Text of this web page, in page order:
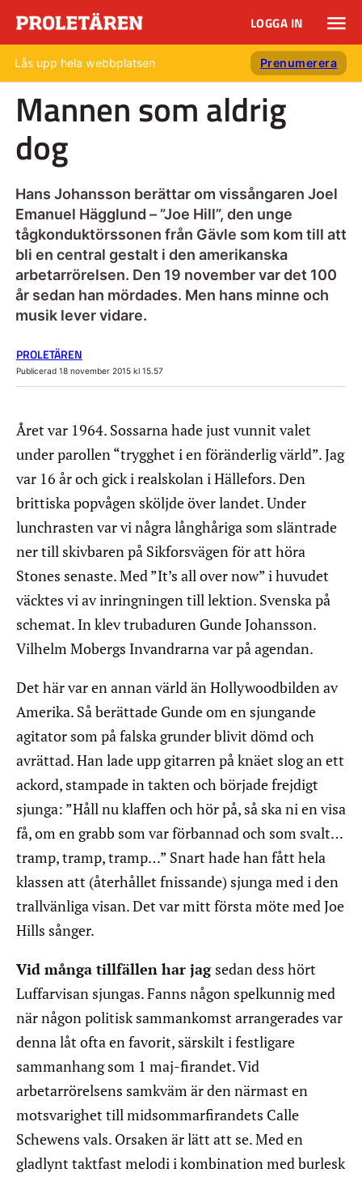
LOGGA IN
Lås upp hela webbplatsen Prenumerera
Mannen som aldrig
dog
Hans Johansson berättar om vissångaren Joel
Emanuel Hägglund – ”Joe Hill”, den unge
tågkonduktörssonen från Gävle som kom till att
bli en central gestalt i den amerikanska
arbetarrörelsen. Den 19 november var det 100
år sedan han mördades. Men hans minne och
musik lever vidare.
PROLETÄREN
Publicerad 18 november 2015 kl 15.57
Året var 1964. Sossarna hade just vunnit valet
under parollen “trygghet i en föränderlig värld”. Jag
var 16 år och gick i realskolan i Hällefors. Den
brittiska popvågen sköljde över landet. Under
lunchrasten var vi några långhåriga som släntrade
ner till skivbaren på Sikforsvägen för att höra
Stones senaste. Med ”It’s all over now” i huvudet
väcktes vi av inringningen till lektion. Svenska på
schemat. In klev trubaduren Gunde Johansson.
Vilhelm Mobergs Invandrarna var på agendan.
Det här var en annan värld än Hollywoodbilden av
Amerika. Så berättade Gunde om en sjungande
agitator som på falska grunder blivit dömd och
avrättad. Han lade upp gitarren på knäet slog an ett
ackord, stampade in takten och började frejdigt
sjunga: ”Håll nu klaffen och hör på, så ska ni en visa
få, om en grabb som var förbannad och som svalt…
tramp, tramp, tramp…” Snart hade han fått hela
klassen att (återhållet fnissande) sjunga med i den
trallvänliga visan. Det var mitt första möte med Joe
Hills sånger.
Vid många tillfällen har jag sedan dess hört
Luffarvisan sjungas. Fanns någon spelkunnig med
när någon politisk sammankomst arrangerades var
denna låt ofta en favorit, särskilt i festligare
sammanhang som 1 maj-firandet. Vid
arbetarrörelsens samkväm är den närmast en
motsvarighet till midsommarfirandets Calle
Schewens vals. Orsaken är lätt att se. Med en
gladlynt taktfast melodi i kombination med burlesk